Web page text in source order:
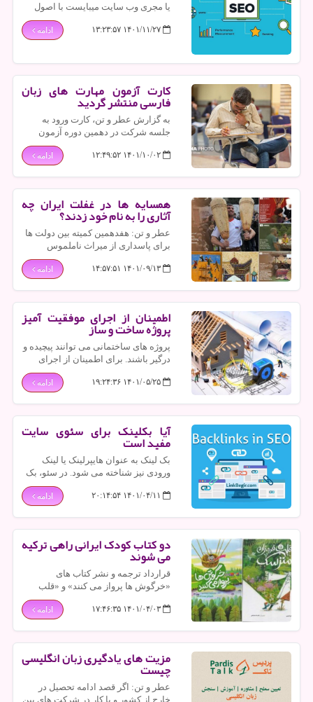
یا مجری وب سایت میبایست با اصول
ابتدایی سئو (seo) که همان استفاده از
تگ های اساندارد html است و متاتگ ها
۱۴۰۱/۱۱/۲۷ ۱۳:۲۳:۵۷ ادامه
کارت آزمون مهارت های زبان
فارسی منتشر گردید
به گزارش عطر و تن، کارت ورود به
جلسه شرکت در دهمین دوره آزمون
استانداردهای مهارت زبان فارسی
(سامفا) در سایت سازمان سنجش
۱۴۰۱/۱۰/۰۲ ۱۲:۴۹:۵۲ ادامه
همسایه ها در غفلت ایران چه
آثاری را به نام خود زدند؟
عطر و تن: هفدهمین کمیته بین دولت ها
برای پاسداری از میراث ناملموس
یونسکو درحالی به کار خود پایان می
دهد که ثبت چند میراث ناملموس به نام
۱۴۰۱/۰۹/۱۳ ۱۴:۵۷:۵۱ ادامه
اطمینان از اجرای موفقیت آمیز
پروژه ساخت و ساز
پروژه های ساختمانی می توانند پیچیده و
درگیر باشند. برای اطمینان از اجرای
روان آنها، باید از همه ابزارها و روش
های موجود برای سازماندهی خود
۱۴۰۱/۰۵/۲۵ ۱۹:۲۴:۳۶ ادامه
آیا بکلینک برای سئوی سایت
مفید است
بک لینک به عنوان هایپرلینک یا لینک
ورودی نیز شناخته می شود. در سئو، بک
لینک ها لینک های ورودی هستند که از
سایر صفحات وب به صفحات وب شما
ادامه
دو کتاب کودک ایرانی راهی ترکیه
می شوند
قرارداد ترجمه و نشر کتاب های
«خرگوش ها پرواز می کنند» و «قلب
استانبولی بین ناشر ایرانی و یک ناشر
۱۴۰۱/۰۴/۰۳ ۱۷:۴۶:۳۵ ادامه
مزیت های یادگیری زبان انگلیسی
چیست
عطر و تن: اگر قصد ادامه تحصیل در
خارج از کشور و یا کار در شرکت های بین